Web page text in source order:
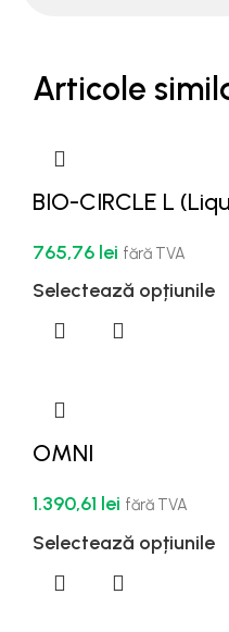
Articole
BIO-CIRCLE L
765,76 lei fără TVA
Selectează opțiunile
OMNI
1.390,61 lei fără TVA
Selectează opțiunile